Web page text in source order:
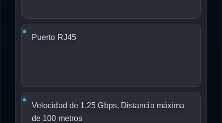
Puerto RJ45
Velocidad de 1,25 Gbps, Distancia máxima
de 100 metros